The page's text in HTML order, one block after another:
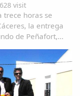
visit
trece horas se
la entrega
de Peñafort,
el Rey a nuestro